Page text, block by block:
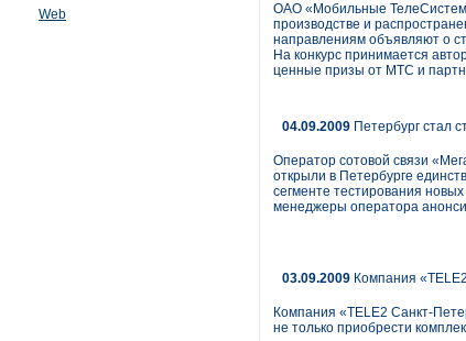
Web
ОАО «Мобильные
производстве и
направлениям объявляют о
На конкурс принимается
ценные призы от МТС и
04.09.2009 Петербург стал
Оператор сотовой связи
открыли в Петербурге
сегменте тестирования
менеджеры оператора
03.09.2009 Компания
Компания «TELE2 Санкт-
не только приобрести